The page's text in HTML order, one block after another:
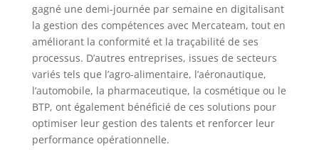
gagné une demi-journée par semaine en digitalisant
la gestion des compétences avec Mercateam, tout en
améliorant la conformité et la traçabilité de ses
processus. D’autres entreprises, issues de secteurs
variés tels que l’agro-alimentaire, l’aéronautique,
l’automobile, la pharmaceutique, la cosmétique ou le
BTP, ont également bénéficié de ces solutions pour
optimiser leur gestion des talents et renforcer leur
performance opérationnelle.